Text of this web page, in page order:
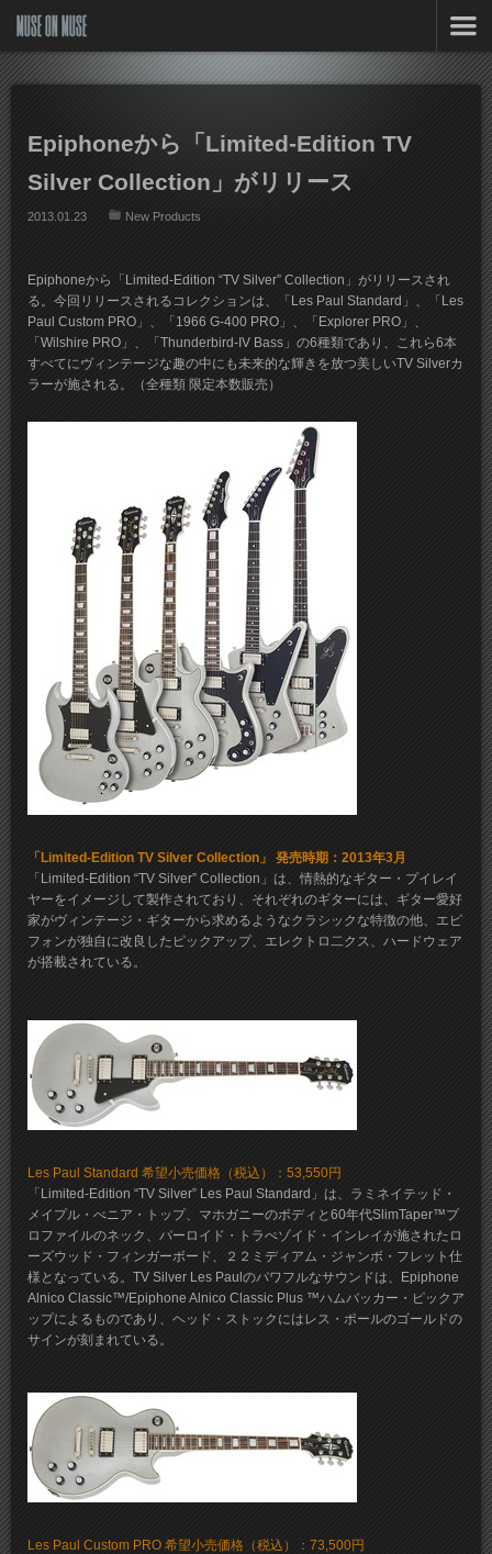
MUSE ON MUSE
Epiphoneから「Limited-Edition TV
Silver Collection」がリリース
2013.01.23 New Products
Epiphoneから「Limited-Edition “TV Silver” Collection」がリリースされ
る。今回リリースされるコレクションは、「Les Paul Standard」、「Les
Paul Custom PRO」、「1966 G-400 PRO」、「Explorer PRO」、
「Wilshire PRO」、「Thunderbird-IV Bass」の6種類であり、これら6本
すべてにヴィンテージな趣の中にも未来的な輝きを放つ美しいTV Silverカ
ラーが施される。（全種類 限定本数販売）
「Limited-Edition TV Silver Collection」 発売時期：2013年3月
「Limited-Edition “TV Silver” Collection」は、情熱的なギター・プイレイ
ヤーをイメージして製作されており、それぞれのギターには、ギター愛好
家がヴィンテージ・ギターから求めるようなクラシックな特徴の他、エピ
フォンが独自に改良したピックアップ、エレクトロ二クス、ハードウェア
が搭載されている。
Les Paul Standard 希望小売価格（税込）：53,550円
「Limited-Edition “TV Silver” Les Paul Standard」は、ラミネイテッド・
メイプル・べニア・トップ、マホガニーのボディと60年代SlimTaper™プ
ロファイルのネック、パーロイド・トラぺゾイド・インレイが施されたロ
ーズウッド・フィンガーボード、２２ミディアム・ジャンボ・フレット仕
様となっている。TV Silver Les Paulのパワフルなサウンドは、Epiphone
Alnico Classic™/Epiphone Alnico Classic Plus ™ハムバッカー・ピックア
ップによるものであり、ヘッド・ストックにはレス・ポールのゴールドの
サインが刻まれている。
Les Paul Custom PRO 希望小売価格（税込）：73,500円